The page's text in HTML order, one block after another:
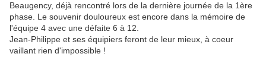
Beaugency, déjà rencontré lors de la dernière journée de la 1ère
phase. Le souvenir douloureux est encore dans la mémoire de
l'équipe 4 avec une défaite 6 à 12.
Jean-Philippe et ses équipiers feront de leur mieux, à coeur
vaillant rien d'impossible !